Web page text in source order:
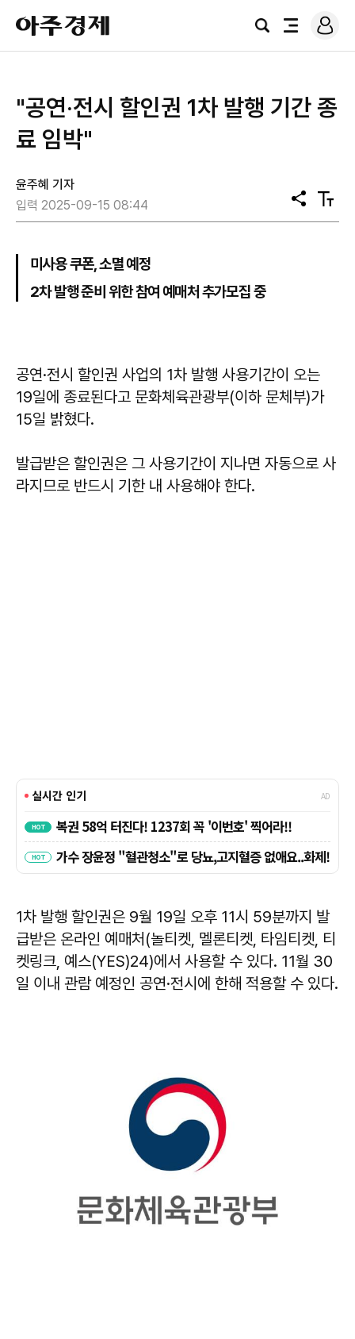
아
주
경
검
전
로
그
"공연‧전시 할인권 1차 발행 기간 종
료 임박"
윤주혜 기자
입력 2025-09-15 08:44
공
유
텍
스
미사용 쿠폰, 소멸 예정
2차 발행 준비 위한 참여 예매처 추가모집 중
공연·전시 할인권 사업의 1차 발행 사용기간이 오는
19일에 종료된다고 문화체육관광부(이하 문체부)가
15일 밝혔다.
발급받은 할인권은 그 사용기간이 지나면 자동으로 사
라지므로 반드시 기한 내 사용해야 한다.
1차 발행 할인권은 9월 19일 오후 11시 59분까지 발
급받은 온라인 예매처(놀티켓, 멜론티켓, 타임티켓, 티
켓링크, 예스(YES)24)에서 사용할 수 있다. 11월 30
일 이내 관람 예정인 공연·전시에 한해 적용할 수 있다.